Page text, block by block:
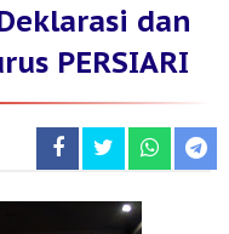
dan
PERSIARI